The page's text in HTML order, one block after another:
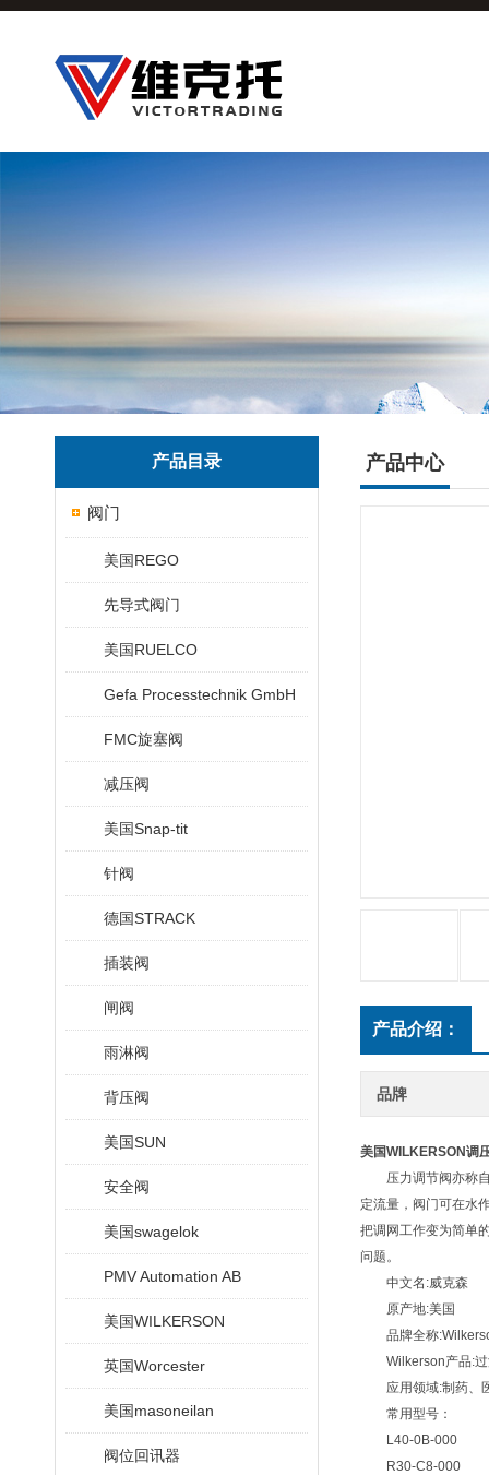
产品目录
阀门
美国REGO
先导式阀门
美国RUELCO
Gefa Processtechnik GmbH
FMC旋塞阀
减压阀
美国Snap-tit
针阀
德国STRACK
插装阀
闸阀
雨淋阀
背压阀
美国SUN
安全阀
美国swagelok
PMV Automation AB
美国WILKERSON
英国Worcester
美国masoneilan
阀位回讯器
产品中心
产品介绍：
品牌
美国WILKERSON调
压力调节阀亦称自
定流量，阀门可在水
把调网工作变为简单
问题。
中文名:威克森
原产地:美国
品牌全称
Wilkerson产品:过
应用领域:制药、医
常用型号：
L40-0B-000
R30-C8-000